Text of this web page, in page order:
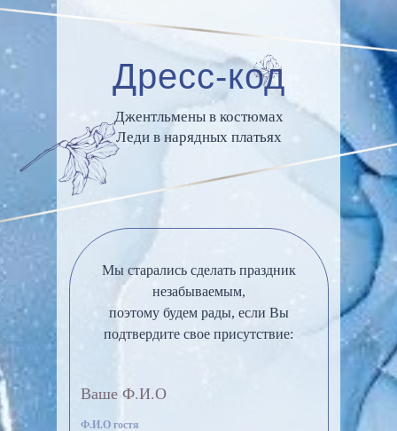
Дресс-код
Джентльмены в костюмах
Леди в нарядных платьях
Мы старались сделать праздник
незабываемым,
поэтому будем рады, если Вы
подтвердите свое присутствие:
Ваше Ф.И.О